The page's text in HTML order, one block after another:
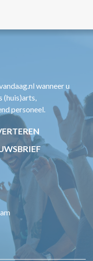
wanneer u
(huis)arts,
personeel.